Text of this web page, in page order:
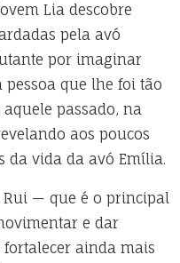
Lia descobre
pela avó
por imaginar
que lhe foi tão
passado, na
aos poucos
da vida da avó Emília.
Rui — que é o principal
e dar
ainda mais